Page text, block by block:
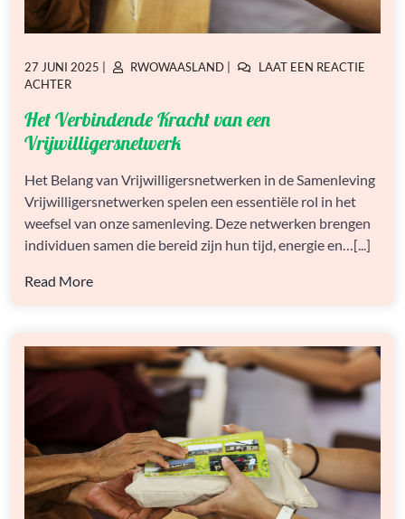
GEPLAATST
OP
27 JUNI 2025
GEPLAATST
RWOWAASLAND
LAAT EEN REACTIE
ACHTEROP
VERBINDENDE
KRACHT
VAN
VRIJWILLIGERSNETWERK
Het Verbindende Kracht van een
Vrijwilligersnetwerk
Het Belang van Vrijwilligersnetwerken in de Samenleving
Vrijwilligersnetwerken spelen een essentiële rol in het
weefsel van onze samenleving. Deze netwerken brengen
individuen samen die bereid zijn hun tijd, energie en…[...]
Read More